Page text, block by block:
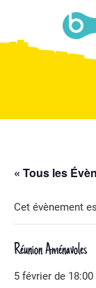
contenu
« Tous les
Cet évènement
Réunion Aménavoles
5 février de 18:00